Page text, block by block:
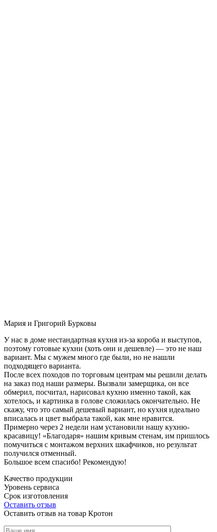
Мария и Григорий Бурковы
У нас в доме нестандартная кухня из-за короба и выступов,
поэтому готовые кухни (хоть они и дешевле) — это не наш
вариант. Мы с мужем много где были, но не нашли
подходящего варианта.
После всех походов по торговым центрам мы решили делать
на заказ под наши размеры. Вызвали замерщика, он все
обмерил, посчитал, нарисовал кухню именно такой, как
хотелось, и картинка в голове сложилась окончательно. Не
скажу, что это самый дешевый вариант, но кухня идеально
вписалась и цвет выбрала такой, как мне нравится.
Примерно через 2 недели нам установили нашу кухню-
красавицу! «Благодаря» нашим кривым стенам, им пришлось
помучиться с монтажом верхних шкафчиков, но результат
получился отменный.
Большое всем спасибо! Рекомендую!
Качество продукции
Уровень сервиса
Срок изготовления
Оставить отзыв
Оставить отзыв на товар Кротон